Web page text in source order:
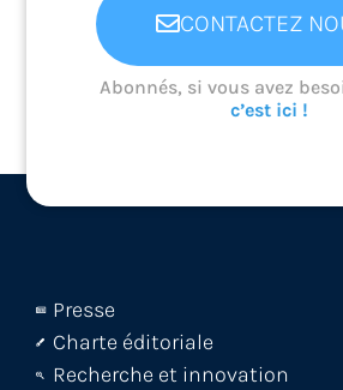
CONTACTEZ
Abonnés, si vous avez
c’est ici !
Presse
Charte éditoriale
Recherche et innovation